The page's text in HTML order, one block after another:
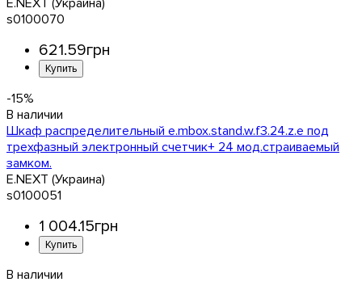
E.NEXT (Украина)
s0100070
621.59грн
-15%
Шкаф распределительный e.mbox.stand.w.f3.24.z.е под
трехфазный электронный счетчик+ 24 мод.страиваемый
замком.
E.NEXT (Украина)
s0100051
1 004.15грн